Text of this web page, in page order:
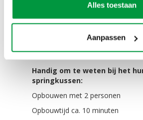
Alles toestaan
Aanpassen
aangegeven aantal (12) kinderen
De springkussens zijn bestemd
Handig om te weten bij het
springkussen:
Opbouwen met 2 personen
Opbouwtijd ca. 10 minuten